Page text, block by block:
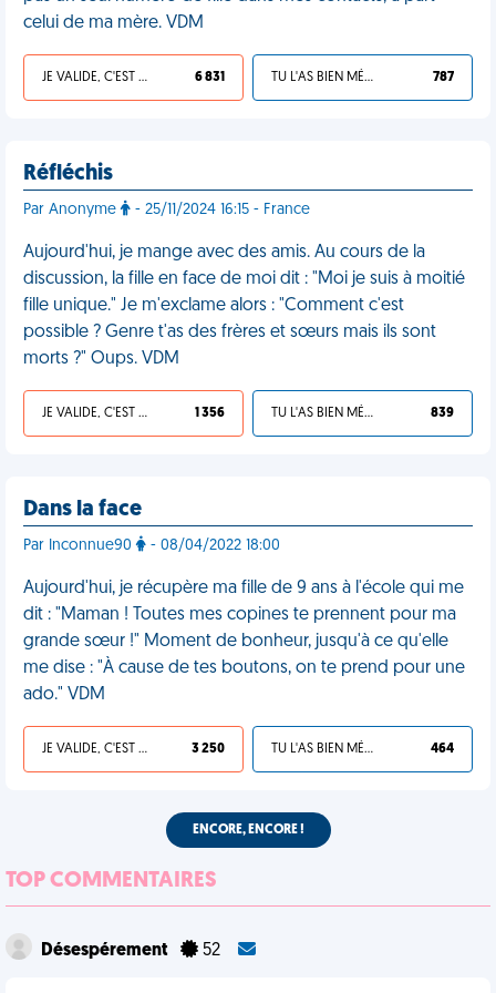
celui de ma mère. VDM
JE VALIDE, C'EST UNE VDM 6 831 TU L'AS BIEN MÉRITÉ 787
Réfléchis
Par Anonyme - 25/11/2024 16:15 - France
Aujourd'hui, je mange avec des amis. Au cours de la
discussion, la fille en face de moi dit : "Moi je suis à moitié
fille unique." Je m'exclame alors : "Comment c'est
possible ? Genre t'as des frères et sœurs mais ils sont
morts ?" Oups. VDM
JE VALIDE, C'EST UNE VDM 1 356 TU L'AS BIEN MÉRITÉ 839
Dans la face
Par Inconnue90 - 08/04/2022 18:00
Aujourd'hui, je récupère ma fille de 9 ans à l'école qui me
dit : "Maman ! Toutes mes copines te prennent pour ma
grande sœur !" Moment de bonheur, jusqu'à ce qu'elle
me dise : "À cause de tes boutons, on te prend pour une
ado." VDM
JE VALIDE, C'EST UNE VDM 3 250 TU L'AS BIEN MÉRITÉ 464
ENCORE, ENCORE !
TOP COMMENTAIRES
Désespérement 52